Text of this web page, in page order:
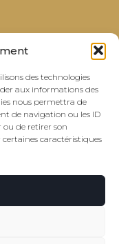
des technologies
aux informations des
nous permettra de
de navigation ou les ID
ou de retirer son
caractéristiques